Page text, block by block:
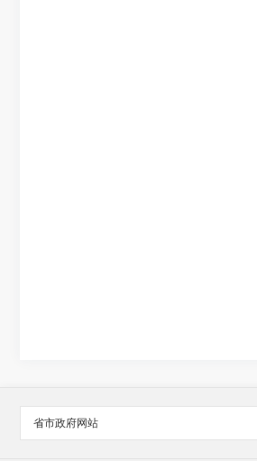
省市政府网站